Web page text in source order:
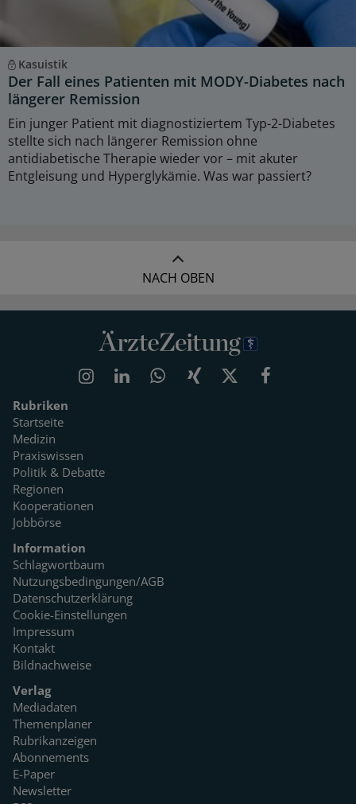
Kasuistik
Der Fall eines Patienten mit MODY-Diabetes nach
längerer Remission
Ein junger Patient mit diagnostiziertem Typ-2-Diabetes
stellte sich nach längerer Remission ohne
antidiabetische Therapie wieder vor – mit akuter
Entgleisung und Hyperglykämie. Was war passiert?
NACH OBEN
Rubriken
Startseite
Medizin
Praxiswissen
Politik & Debatte
Regionen
Kooperationen
Jobbörse
Information
Schlagwortbaum
Nutzungsbedingungen/AGB
Datenschutzerklärung
Cookie-Einstellungen
Impressum
Kontakt
Bildnachweise
Verlag
Mediadaten
Themenplaner
Rubrikanzeigen
Abonnements
E-Paper
Newsletter